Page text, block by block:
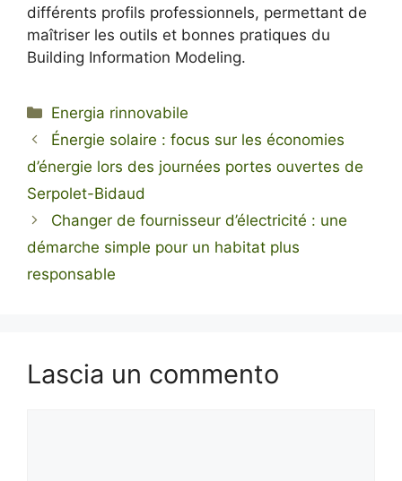
différents profils professionnels, permettant de
maîtriser les outils et bonnes pratiques du
Building Information Modeling.
Categorie
Energia rinnovabile
Énergie solaire : focus sur les économies
d’énergie lors des journées portes ouvertes de
Serpolet-Bidaud
Changer de fournisseur d’électricité : une
démarche simple pour un habitat plus
responsable
Lascia un commento